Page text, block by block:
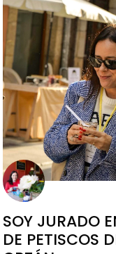
SOY JURADO
DE PETISCOS